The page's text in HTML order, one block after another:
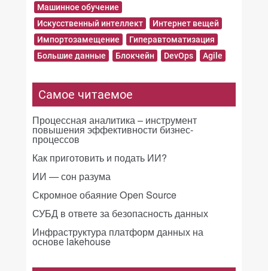
Машинное обучение
Искусственный интеллект
Интернет вещей
Импортозамещение
Гиперавтоматизация
Большие данные
Блокчейн DevOps Agile
Самое читаемое
Процессная аналитика – инструмент
повышения эффективности бизнес-
процессов
Как приготовить и подать ИИ?
ИИ — сон разума
Скромное обаяние Open Source
СУБД в ответе за безопасность данных
Инфраструктура платформ данных на
основе lakehouse